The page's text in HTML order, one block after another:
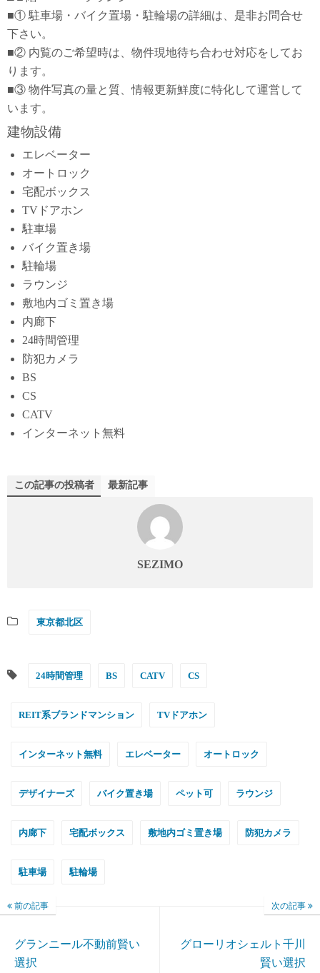
■① 駐車場・バイク置場・駐輪場の詳細は、是非お問合せ
下さい。
■② 内覧のご希望時は、物件現地待ち合わせ対応をしてお
ります。
■③ 物件写真の量と質、情報更新鮮度に特化して運営して
います。
建物設備
エレベーター
オートロック
宅配ボックス
TVドアホン
駐車場
バイク置き場
駐輪場
ラウンジ
敷地内ゴミ置き場
内廊下
24時間管理
防犯カメラ
BS
CS
CATV
インターネット無料
この記事の投稿者 最新記事
SEZIMO
東京都北区
24時間管理 BS CATV CS
REIT系ブランドマンション TVドアホン
インターネット無料 エレベーター オートロック
デザイナーズ バイク置き場 ペット可 ラウンジ
内廊下 宅配ボックス 敷地内ゴミ置き場 防犯カメラ
駐車場 駐輪場
前の記事
グランニール不動前賢い
選択
次の記事
グローリオシェルト千川
賢い選択